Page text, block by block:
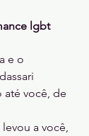
lgbt
e o
até você, de
a você,